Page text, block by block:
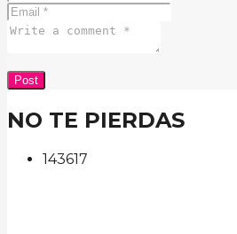
NO TE PIERDAS
143617